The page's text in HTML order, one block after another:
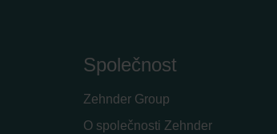
Společnost
Zehnder Group
O společnosti Zehnder